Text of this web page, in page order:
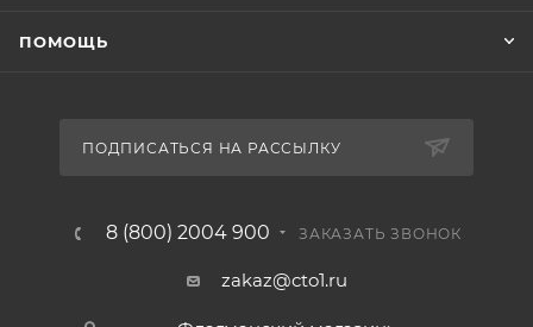
ПОМОЩЬ
ПОДПИСАТЬСЯ НА РАССЫЛКУ
8 (800) 2004 900 ЗАКАЗАТЬ ЗВОНОК
zakaz@cto1.ru